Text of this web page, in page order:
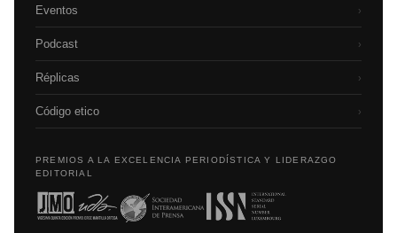
Eventos ›
Podcast ›
Réplicas ›
Código etico ›
PREMIOS A LA EXCELENCIA PERIODÍSTICA Y LIDERAZGO
EDITORIAL